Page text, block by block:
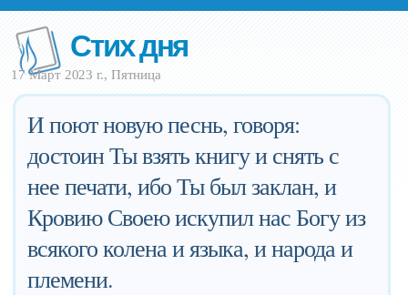
Стих дня
17 Март 2023 г., Пятница
И поют новую песнь, говоря:
достоин Ты взять книгу и снять с
нее печати, ибо Ты был заклан, и
Кровию Своею искупил нас Богу из
всякого колена и языка, и народа и
племени.